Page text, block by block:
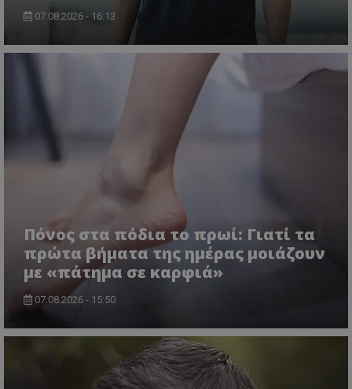
07.08.2026 - 16:13
Πόνος στα πόδια το πρωί: Γιατί τα
πρώτα βήματα της ημέρας μοιάζουν
με «πάτημα σε καρφιά»
07.08.2026 - 15:50